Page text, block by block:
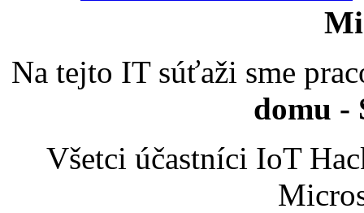
Na tejto IT súťaži sme
domu -
Všetci účastníci IoT